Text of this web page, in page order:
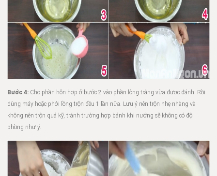
Bước 4: Cho phần hỗn hợp ở bước 2 vào phần lòng trắng vừa được đánh. Rồi
dùng máy hoặc phới lồng trộn đều 1 lần nữa. Lưu ý nên trộn nhẹ nhàng và
không nên trộn quá kỹ, tránh trường hợp bánh khi nướng sẽ không có độ
phồng như ý.